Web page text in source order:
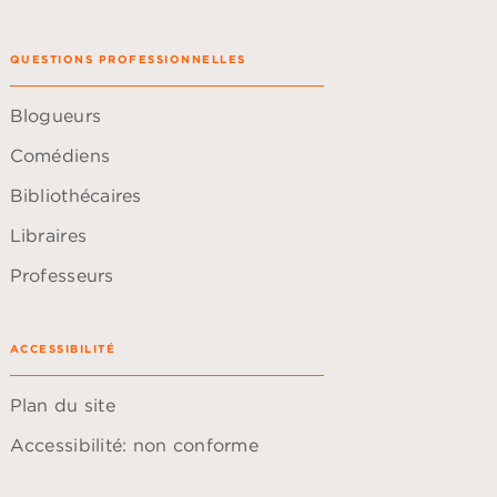
QUESTIONS PROFESSIONNELLES
Blogueurs
Comédiens
Bibliothécaires
Libraires
Professeurs
ACCESSIBILITÉ
Plan du site
Accessibilité: non conforme